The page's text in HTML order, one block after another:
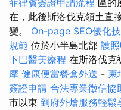
菲律賓簽證申請流程 區的
在，此後斯洛伐克領土直
變。 On-page SEO優化
規範 位於小半島北部 護
下巴醫美療程 在斯洛伐克
摩 健康便當餐盒外送 - 柬
簽證申請 合法專業徵信協
市以東 到府外燴服務輕鬆